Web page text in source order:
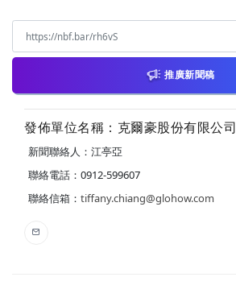
推廣新聞稿
發佈單位名稱：克爾豪股份有限公司
新聞聯絡人：江亭亞
聯絡電話：0912-599607
聯絡信箱： tiffany.chiang@glohow.com